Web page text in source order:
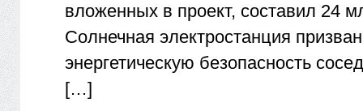
вложенных в проект, составил 24
Солнечная электростанция
энергетическую безопасность
[…]